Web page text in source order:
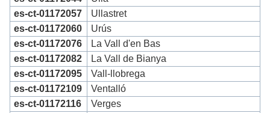
es-ct-01172057
Ullastret
es-ct-01172060
Urús
es-ct-01172076
La Vall d'en Bas
es-ct-01172082
La Vall de Bianya
es-ct-01172095
Vall-llobrega
es-ct-01172109
Ventalló
es-ct-01172116
Verges